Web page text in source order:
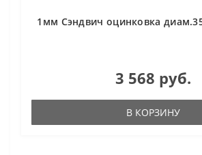
1мм Сэндвич оцинковка
3 568 руб.
В КОРЗИНУ